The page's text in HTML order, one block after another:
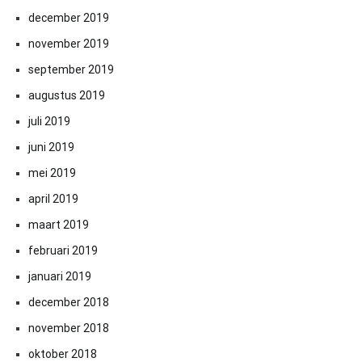
december 2019
november 2019
september 2019
augustus 2019
juli 2019
juni 2019
mei 2019
april 2019
maart 2019
februari 2019
januari 2019
december 2018
november 2018
oktober 2018